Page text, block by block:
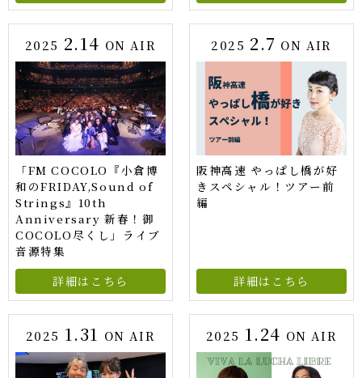
2025 2.14 ON AIR
「FM COCOLO『小倉博
和のFRIDAY,Sound of
Strings』10th
Anniversary 新春！御
COCOLO尽くし」ライブ
音源特集
詳細はこちら
2025 2.7 ON AIR
阪神高速 やっぱし橋が好
きスペシャル！ツアー前
編
詳細はこちら
2025 1.31 ON AIR 2025 1.24 ON AIR